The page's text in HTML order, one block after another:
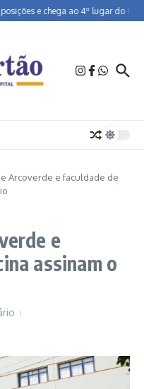
e chega ao 4º lugar do
Arcoverde e faculdade de
e
assinam o